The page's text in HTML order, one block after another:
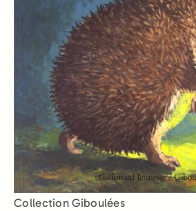
Collection Giboulées